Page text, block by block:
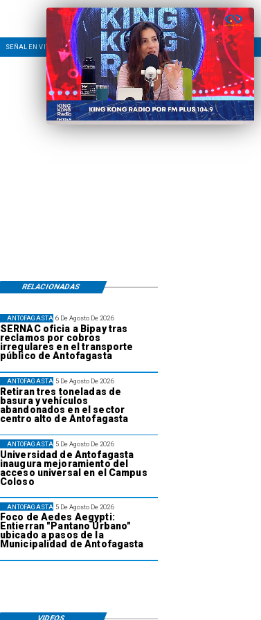
SEÑAL EN VIVO CONTACTO LÍNEA EDITORIAL
6 De Agosto De 2026
SERNAC oficia a Bipay tras
reclamos por cobros
irregulares en el transporte
público de Antofagasta
ANTOFAGASTA
5 De Agosto De 2026
Retiran tres toneladas de
basura y vehículos
abandonados en el sector
centro alto de Antofagasta
ANTOFAGASTA
5 De Agosto De 2026
Universidad de Antofagasta
inaugura mejoramiento del
acceso universal en el Campus
Coloso
ANTOFAGASTA
5 De Agosto De 2026
Foco de Aedes Aegypti:
Entierran "Pantano Urbano"
ubicado a pasos de la
Municipalidad de Antofagasta
ANTOFAGASTA
RELACIONADAS